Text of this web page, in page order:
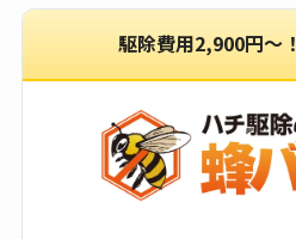
駆除費用2,900円〜！